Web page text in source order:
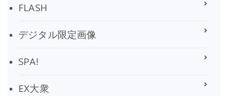
FLASH
デジタル限定画像
SPA!
EX大衆